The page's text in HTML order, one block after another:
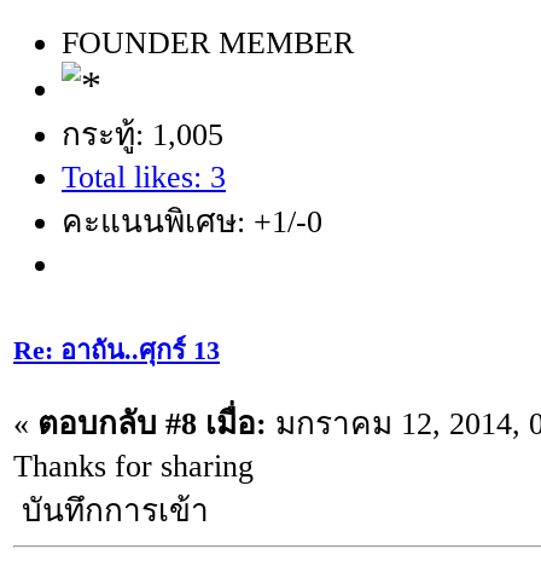
FOUNDER MEMBER
กระทู้: 1,005
Total likes: 3
คะแนนพิเศษ: +1/-0
Re: อาถัน..ศุกร์ 13
« ตอบกลับ #8 เมื่อ: มกราคม 12, 2014,
Thanks for sharing
บันทึกการเข้า